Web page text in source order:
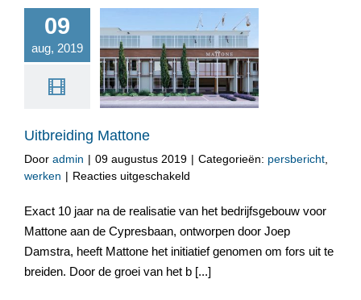
09
aug, 2019
Uitbreiding Mattone
Uitbreiding Mattone
Door admin | 09 augustus 2019 | Categorieën: persbericht
werken | Reacties uitgeschakeld
Mattone
Exact 10 jaar na de realisatie van het bedrijfsgebouw voor
Mattone aan de Cypresbaan, ontworpen door Joep
Damstra, heeft Mattone het initiatief genomen om fors uit te
breiden. Door de groei van het b [...]